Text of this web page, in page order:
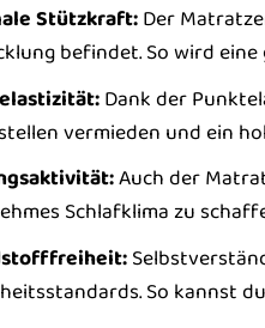
Stützkraft:Der
befindet. So wird
Dank der
vermieden und ein
Auch der
Schlafklima zu
So kannst